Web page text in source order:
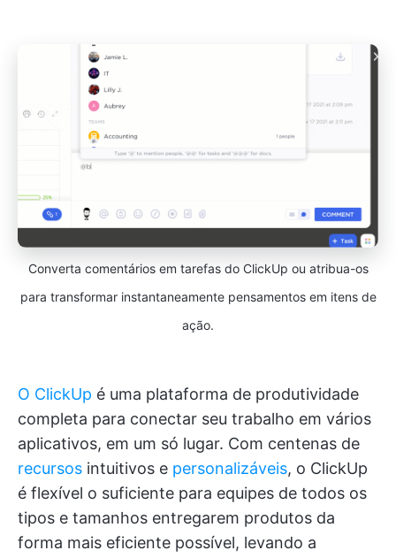
Converta comentários em tarefas do ClickUp ou atribua-os
para transformar instantaneamente pensamentos em itens de
ação.
O ClickUp é uma plataforma de produtividade
completa para conectar seu trabalho em vários
aplicativos, em um só lugar. Com centenas de
recursos intuitivos e personalizáveis, o ClickUp
é flexível o suficiente para equipes de todos os
tipos e tamanhos entregarem produtos da
forma mais eficiente possível, levando a